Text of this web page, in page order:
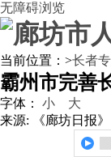
无障碍浏览
当前位置： >长者
霸州市完善
字体： 小
大
来源: 《廊坊日报》